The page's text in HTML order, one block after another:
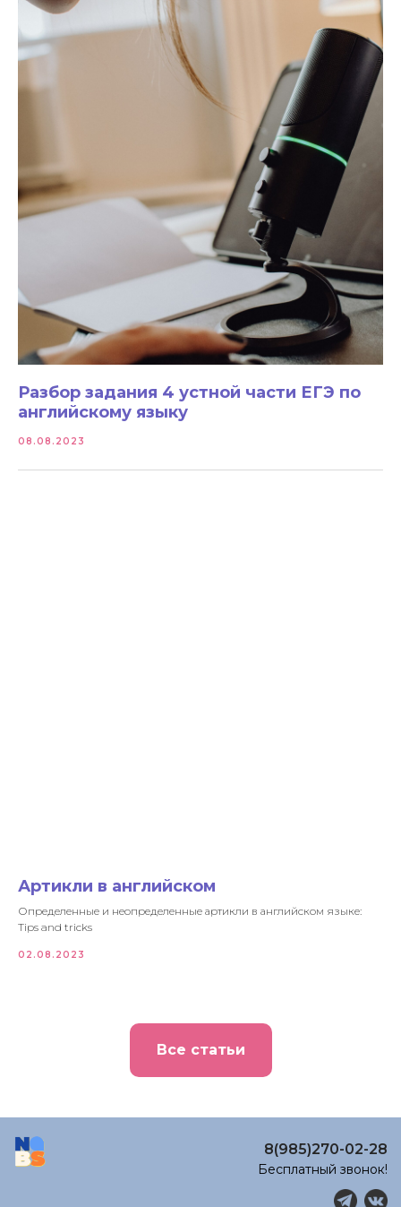
Разбор задания 4 устной части ЕГЭ по
английскому языку
08.08.2023
Артикли в английском
Определенные и неопределенные артикли в английском языке:
Tips and tricks
02.08.2023
Все статьи
Бесплатный звонок!
8(985)270-02-28